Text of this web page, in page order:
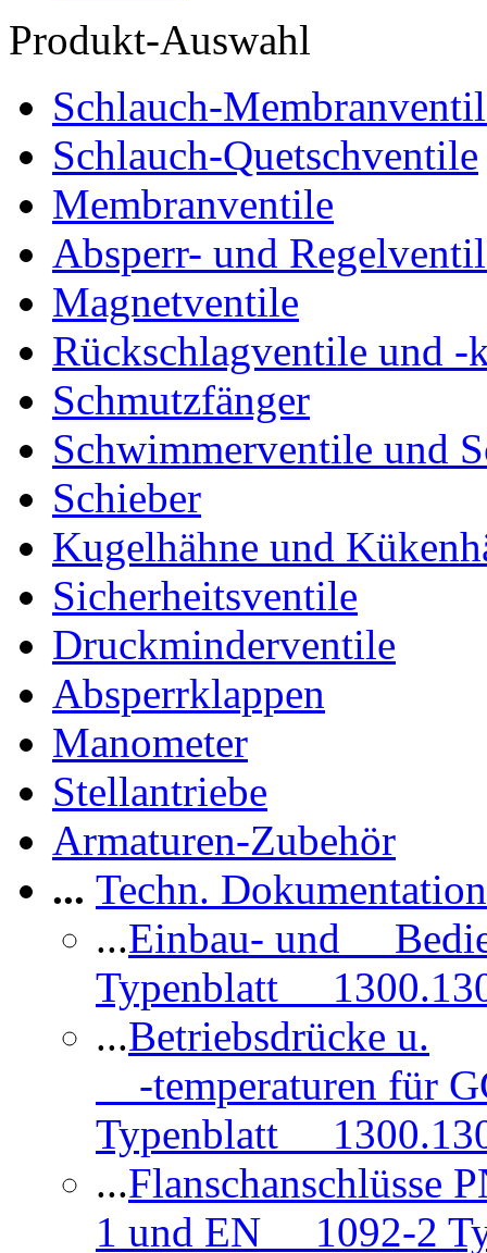
Produkt-Auswahl
Schlauch-
Schlauch-Quetschventile
Membranventile
Absperr- und
Magnetventile
Rückschlagventile und -
Schmutzfänger
Schwimmerventile und
Schieber
Kugelhähne und
Sicherheitsventile
Druckminderventile
Absperrklappen
Manometer
Stellantriebe
Armaturen-Zubehör
... Techn.
...Einbau- und
Typenblatt
...Betriebsdrücke u.
-temperaturen für
Typenblatt
...
1 und EN 1092-2